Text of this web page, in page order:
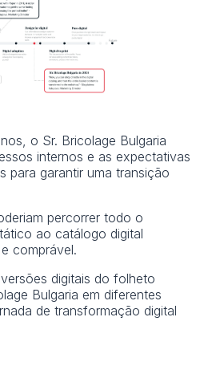
o Sr. Bricolage Bulgaria
internos e as expectativas
para garantir uma transição
percorrer todo o
ao catálogo digital
comprável.
digitais do folheto
Bulgaria em diferentes
de transformação digital